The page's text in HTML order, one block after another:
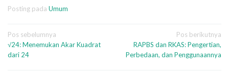
Posting pada Umum
Navigasi
pos
Pos sebelumnya
√24: Menemukan Akar Kuadrat
dari 24
Pos berikutnya
RAPBS dan RKAS: Pengertian,
Perbedaan, dan Penggunaannya